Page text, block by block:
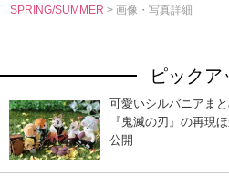
SPRING/SUMMER> 画像・写真詳細
ピックア
可愛いシルバニアま
『鬼滅の刃』の再現
公開